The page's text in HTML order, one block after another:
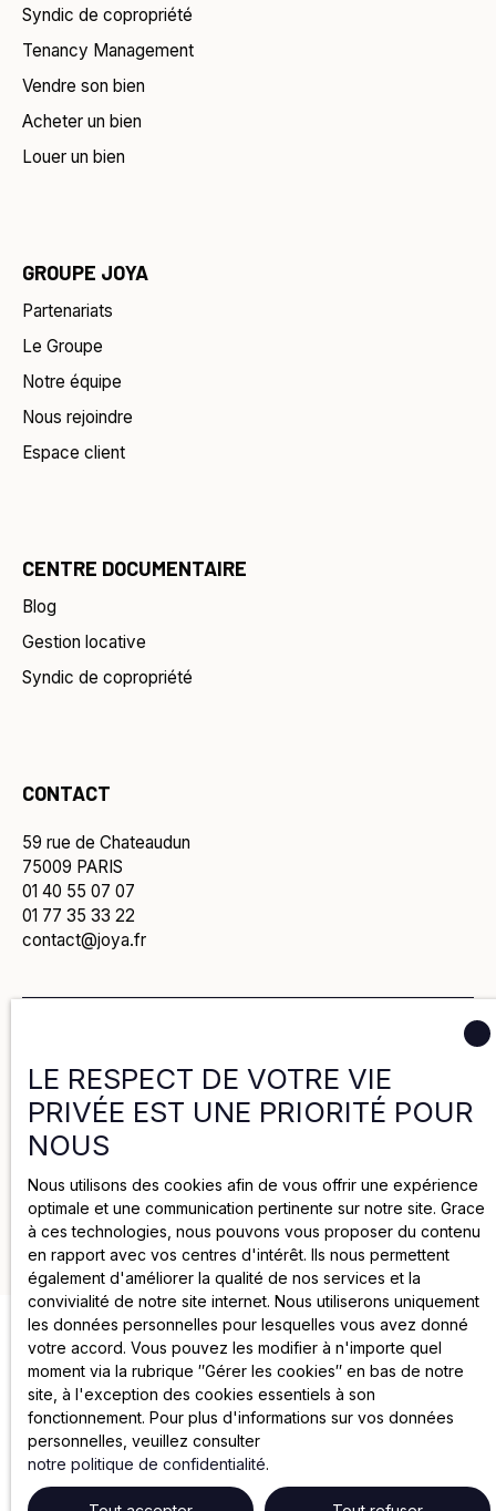
Syndic de copropriété
Tenancy Management
Vendre son bien
Acheter un bien
Louer un bien
GROUPE JOYA
Partenariats
Le Groupe
Notre équipe
Nous rejoindre
Espace client
CENTRE DOCUMENTAIRE
Blog
Gestion locative
Syndic de copropriété
CONTACT
59 rue de Chateaudun
75009 PARIS
01 40 55 07 07
01 77 35 33 22
contact@joya.fr
Politique de cookies
2025 par Groupe Joya
LE RESPECT DE VOTRE VIE
PRIVÉE EST UNE PRIORITÉ POUR
NOUS
Nous utilisons des cookies afin de vous offrir une expérience
optimale et une communication pertinente sur notre site. Grace
à ces technologies, nous pouvons vous proposer du contenu
en rapport avec vos centres d'intérêt. Ils nous permettent
également d'améliorer la qualité de nos services et la
convivialité de notre site internet. Nous utiliserons uniquement
les données personnelles pour lesquelles vous avez donné
votre accord. Vous pouvez les modifier à n'importe quel
moment via la rubrique ″Gérer les cookies″ en bas de notre
site, à l'exception des cookies essentiels à son
fonctionnement. Pour plus d'informations sur vos données
personnelles, veuillez consulter
notre politique de confidentialité.